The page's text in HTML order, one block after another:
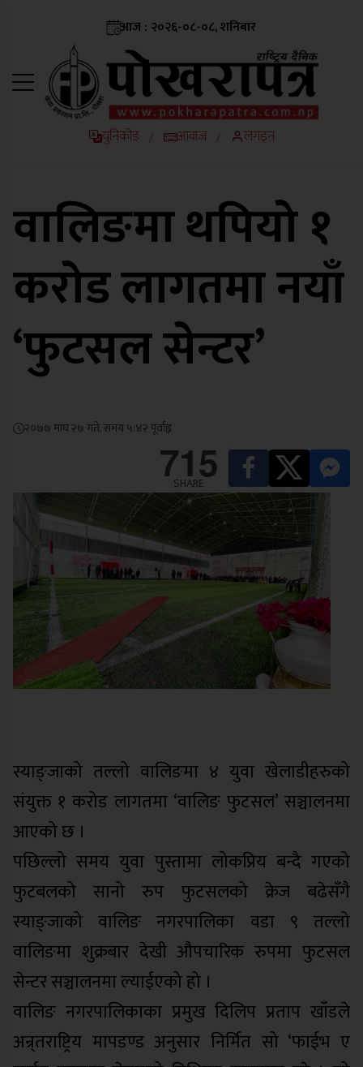
आज : २०२६-०८-०८, शनिबार
युनिकोड / आवाज / लगइन
वालिङमा थपियो १
करोड लागतमा नयाँ
‘फुटसल सेन्टर’
२०७७ माघ २७ गते, समय ५:४२ पूर्वाह्न
715
SHARE
स्याङ्जाको तल्लो वालिङमा ४ युवा खेलाडीहरुको
संयुक्त १ करोड लागतमा ‘वालिङ फुटसल’ सञ्चालनमा
आएको छ ।
पछिल्लो समय युवा पुस्तामा लोकप्रिय बन्दै गएको
फुटबलको सानो रुप फुटसलको क्रेज बढेसँगै
स्याङ्जाको वालिङ नगरपालिका वडा ९ तल्लो
वालिङमा शुक्रबार देखी औपचारिक रुपमा फुटसल
सेन्टर सञ्चालनमा ल्याईएको हो ।
वालिङ नगरपालिकाका प्रमुख दिलिप प्रताप खाँडले
अन्र्तराष्ट्रिय मापडण्ड अनुसार निर्मित सो ‘फाईभ ए